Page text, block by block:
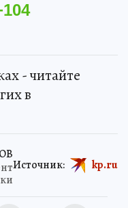
104
- читайте
в
Источник: kp.ru